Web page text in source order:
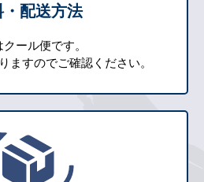
・配送方法
ール便です。
ますのでご確認ください。